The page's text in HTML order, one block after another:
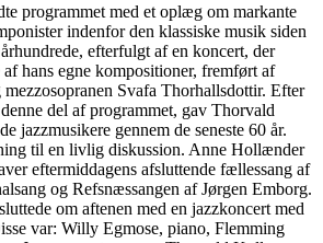
programmet med et oplæg om markante
indenfor den klassiske musik siden
efterfulgt af en koncert, der
hans egne kompositioner, fremført af
Svafa Thorhallsdottir. Efter
del af programmet, gav Thorvald
jazzmusikere gennem de seneste 60 år.
til en livlig diskussion. Anne Hollænder
eftermiddagens afsluttende fællessang af
og Refsnæssangen af Jørgen Emborg.
om aftenen med en jazzkoncert med
var: Willy Egmose, piano, Flemming